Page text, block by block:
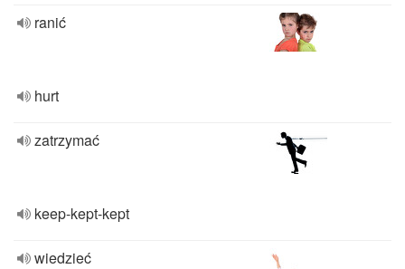
ranić
hurt
zatrzymać
keep-kept-kept
wiedzieć